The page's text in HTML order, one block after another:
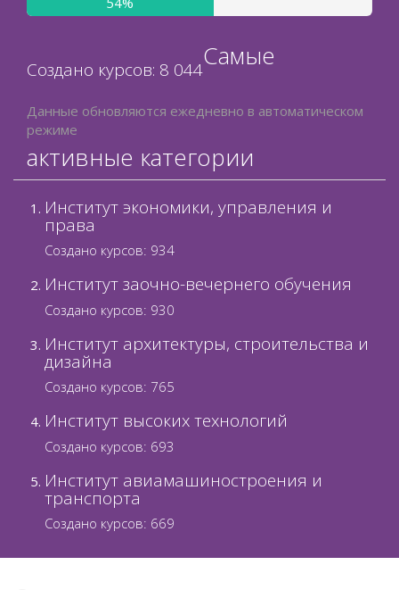
Данные обновляются ежедневно в автоматическом
Самые
активные категории
Институт экономики, управления и
права
Создано курсов: 934
Институт заочно-вечернего обучения
Институт архитектуры, строительства и
дизайна
Создано курсов: 765
Институт высоких технологий
Институт авиамашиностроения и
транспорта
Создано курсов: 669
Отзывы